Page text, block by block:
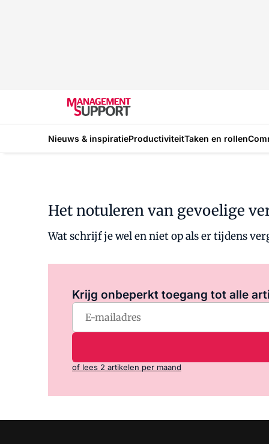
Nieuws & inspiratieProductiviteitTaken en rollen
Het notuleren van gevoelige
Wat schrijf je wel en niet op als er tijdens
Krijg onbeperkt toegang tot alle
of lees 2 artikelen per maand